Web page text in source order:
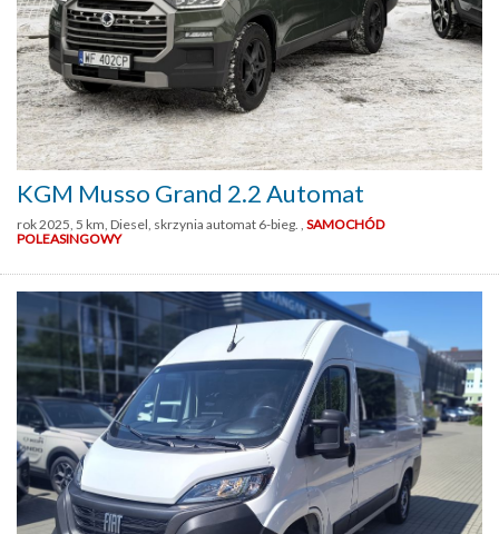
KGM Musso Grand 2.2 Automat
rok 2025, 5 km, Diesel, skrzynia automat 6-bieg. , SAMOCHÓD
POLEASINGOWY